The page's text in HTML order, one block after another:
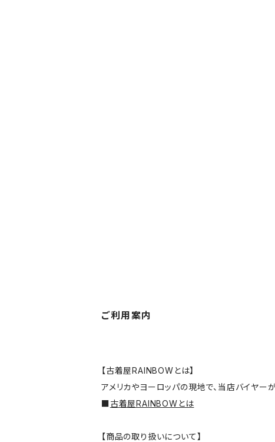
ご利用案内
【古着屋RAINBOWとは】
アメリカやヨーロッパの現地で、当店バイヤー
■古着屋RAINBOWとは
【商品の取り扱いについて】